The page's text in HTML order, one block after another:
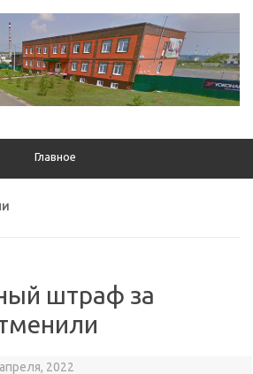
Главное
штраф за
2022